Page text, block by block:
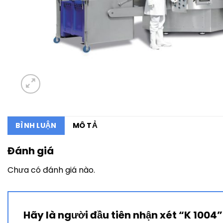
BÌNH LUẬN MÔ TẢ
Đánh giá
Chưa có đánh giá nào.
Hãy là người đầu tiên nhận xét “K